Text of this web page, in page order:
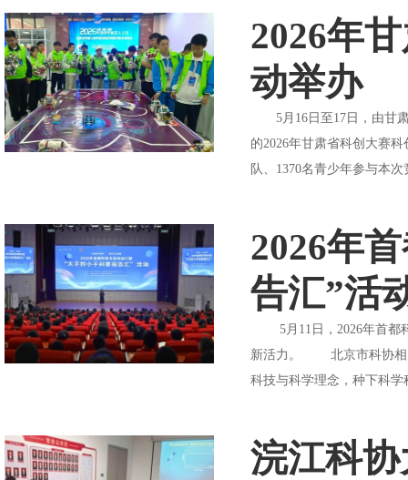
2026年
动举办
5月16日至17日，由甘肃
的2026年甘肃省科创大赛
队、1370名青少年参与本
2026年
告汇”活
5月11日，2026年首都科
新活力。 北京市科协相关
科技与科学理念，种下科
浣江科协